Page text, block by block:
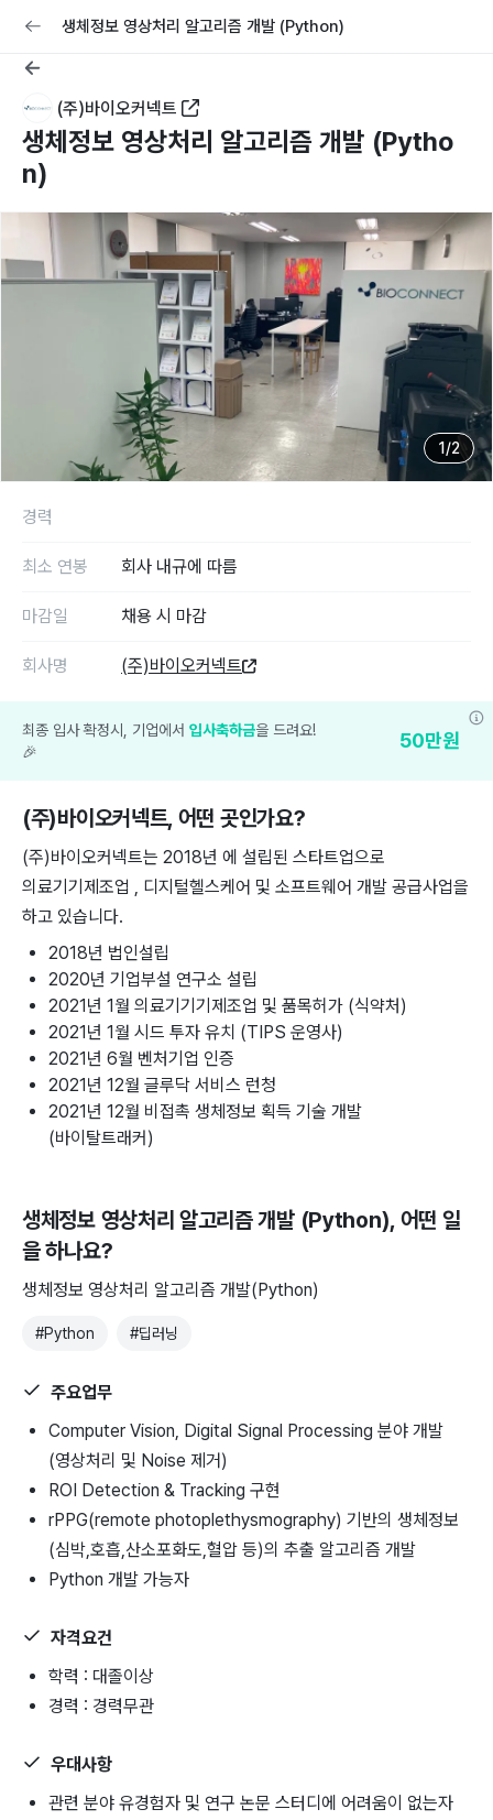
교육 커리어
생체정보 영상처리 알고리즘 개발 (Python)
(주)바이오커넥트
생체정보 영상처리 알고리즘 개발 (Pytho
n)
1 /2
(주)바이오커넥트, 어떤 곳인가요?
(주)바이오커넥트는 2018년 에 설립된 스타트업으로
의료기기제조업 , 디지털헬스케어 및 소프트웨어 개발 공급사업을
하고 있습니다.
2018년 법인설립
2020년 기업부설 연구소 설립
2021년 1월 의료기기기제조업 및 품목허가 (식약처)
2021년 1월 시드 투자 유치 (TIPS 운영사)
2021년 6월 벤처기업 인증
2021년 12월 글루닥 서비스 런청
2021년 12월 비접촉 생체정보 획득 기술 개발
(바이탈트래커)
생체정보 영상처리 알고리즘 개발 (Python), 어떤 일
을 하나요?
생체정보 영상처리 알고리즘 개발(Python)
#Python #딥러닝
주요업무
Computer Vision, Digital Signal Processing 분야 개발
(영상처리 및 Noise 제거)
ROI Detection & Tracking 구현
rPPG(remote photoplethysmography) 기반의 생체정보
(심박,호흡,산소포화도,혈압 등)의 추출 알고리즘 개발
Python 개발 가능자
자격요건
학력 : 대졸이상
경력 : 경력무관
우대사항
관련 분야 유경험자 및 연구 논문 스터디에 어려움이 없는자
경력
최소 연봉 회사 내규에 따름
마감일 채용 시 마감
회사명 (주)바이오커넥트
최종 입사 확정시, 기업에서 입사축하금을 드려요!
🎉
50만원